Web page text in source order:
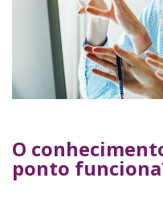
O
ponto